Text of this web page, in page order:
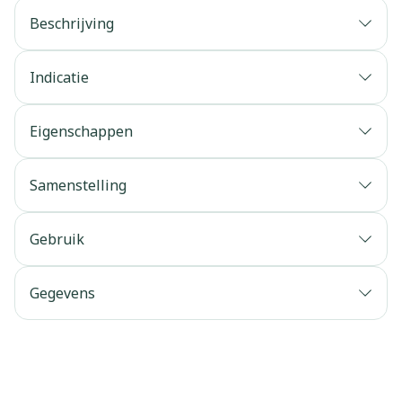
Beschrijving
Indicatie
Eigenschappen
Samenstelling
Gebruik
Gegevens